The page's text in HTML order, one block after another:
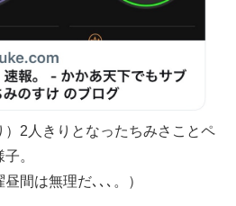
2人きりとなったちみさことペ
。
間は無理だ､､､。）